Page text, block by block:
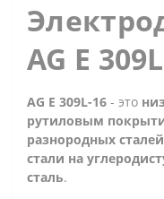
AG E
AG E 309L-16 - это
рутиловым
разнородных сталей
стали на
сталь.